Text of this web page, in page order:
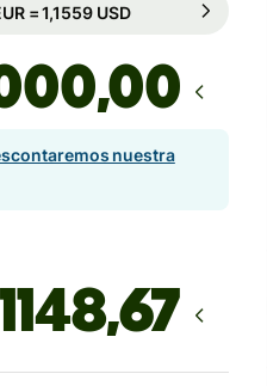
durante 68 h
,00
nuestra